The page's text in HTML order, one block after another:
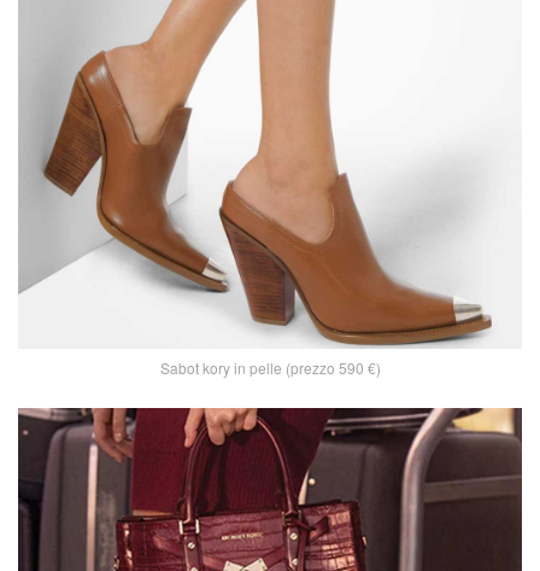
Sabot kory in pelle (prezzo 590 €)